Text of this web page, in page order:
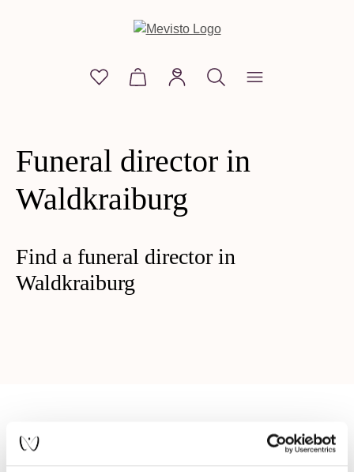
You have 0 wishlist items
Shopping cart contains 0 items.
Funeral director in
Waldkraiburg
Find a funeral director in
Waldkraiburg